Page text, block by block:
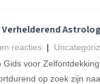
reacties |
Gids voor
op zoek zijn